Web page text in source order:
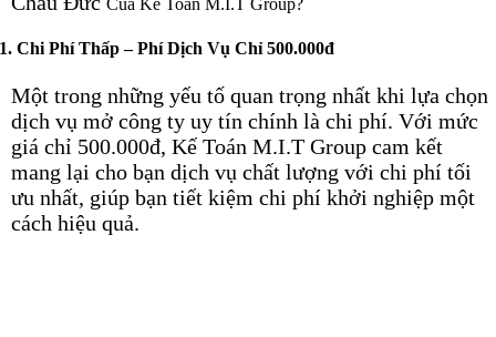
Của Kế Toán M.I.T Group?
1. Chi Phí Thấp – Phí Dịch Vụ Chỉ 500.000đ
Một trong những yếu tố quan trọng nhất khi lựa chọn
dịch vụ mở công ty uy tín chính là chi phí. Với mức
giá chỉ 500.000đ, Kế Toán M.I.T Group cam kết
mang lại cho bạn dịch vụ chất lượng với chi phí tối
ưu nhất, giúp bạn tiết kiệm chi phí khởi nghiệp một
cách hiệu quả.